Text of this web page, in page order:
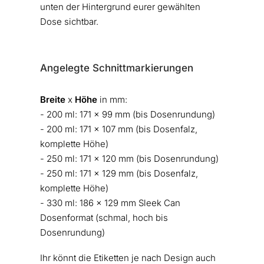
unten der Hintergrund eurer gewählten
Dose sichtbar.
Angelegte Schnittmarkierungen
Breitex Höhe in mm:
- 200 ml: 171 x 99 mm (bis Dosenrundung)
- 200 ml: 171 x 107 mm (bis Dosenfalz,
komplette Höhe)
- 250 ml: 171 x 120 mm (bis Dosenrundung)
- 250 ml: 171 x 129 mm (bis Dosenfalz,
komplette Höhe)
- 330 ml: 186 x 129 mm Sleek Can
Dosenformat (schmal, hoch bis
Dosenrundung)
Ihr könnt die Etiketten je nach Design auch